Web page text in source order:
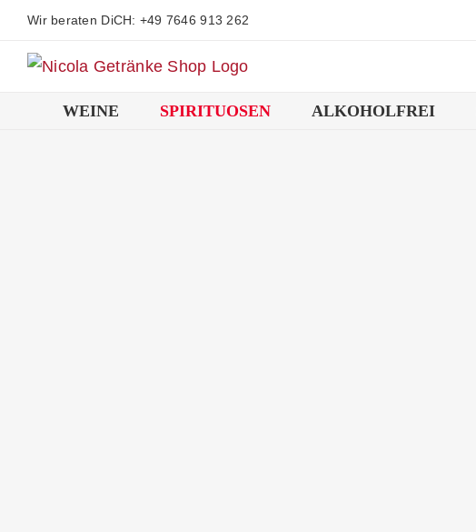
Zum
springen
Wir beraten DiCH: +49 7646 913 262
WEINE SPIRITUOSEN ALKOHOLFREI